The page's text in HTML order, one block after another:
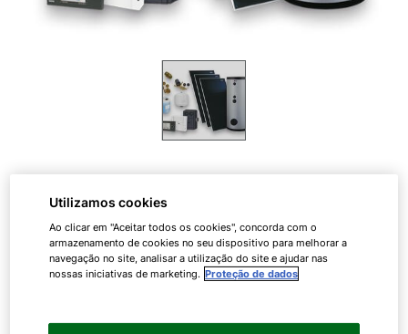
Energía solar térmica para
apoyo a la producción de ACS
Utilizamos cookies
Ao clicar em "Aceitar todos os cookies", concorda com o
armazenamento de cookies no seu dispositivo para melhorar a
navegação no site, analisar a utilização do site e ajudar nas
nossas iniciativas de marketing. Proteção de dados